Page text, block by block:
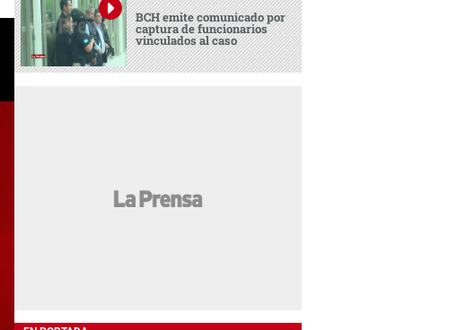
BCH emite comunicado por
captura de funcionarios
vinculados al caso